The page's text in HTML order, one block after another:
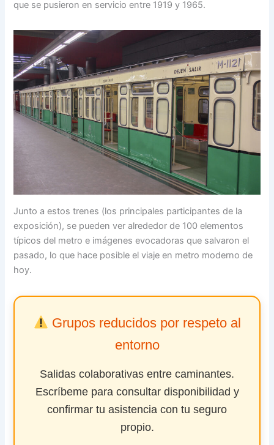
que se pusieron en servicio entre 1919 y 1965.
Junto a estos trenes (los principales participantes de la
exposición), se pueden ver alrededor de 100 elementos
típicos del metro e imágenes evocadoras que salvaron el
pasado, lo que hace posible el viaje en metro moderno de
hoy.
Grupos reducidos por respeto al
entorno
Salidas colaborativas entre caminantes.
Escríbeme para consultar disponibilidad y
confirmar tu asistencia con tu seguro
propio.